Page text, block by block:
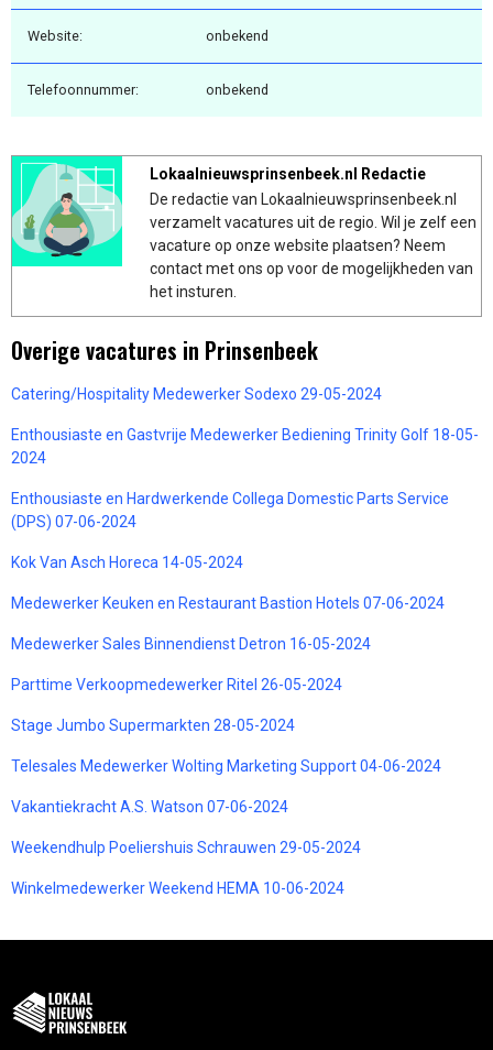
Website: onbekend
Telefoonnummer: onbekend
Lokaalnieuwsprinsenbeek.nl Redactie
De redactie van Lokaalnieuwsprinsenbeek.nl
verzamelt vacatures uit de regio. Wil je zelf een
vacature op onze website plaatsen? Neem
contact met ons op voor de mogelijkheden van
het insturen.
Overige vacatures in Prinsenbeek
Catering/Hospitality Medewerker Sodexo 29-05-2024
Enthousiaste en Gastvrije Medewerker Bediening Trinity Golf 18-05-
2024
Enthousiaste en Hardwerkende Collega Domestic Parts Service
(DPS) 07-06-2024
Kok Van Asch Horeca 14-05-2024
Medewerker Keuken en Restaurant Bastion Hotels 07-06-2024
Medewerker Sales Binnendienst Detron 16-05-2024
Parttime Verkoopmedewerker Ritel 26-05-2024
Stage Jumbo Supermarkten 28-05-2024
Telesales Medewerker Wolting Marketing Support 04-06-2024
Vakantiekracht A.S. Watson 07-06-2024
Weekendhulp Poeliershuis Schrauwen 29-05-2024
Winkelmedewerker Weekend HEMA 10-06-2024